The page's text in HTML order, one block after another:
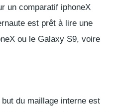
un comparatif iphoneX
est prêt à lire une
ou le Galaxy S9, voire
du maillage interne est